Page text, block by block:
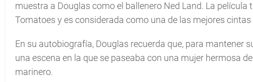
muestra a Douglas como el ballenero Ned Land. La película
Tomatoes y es considerada como una de las mejores cintas
En su autobiografía, Douglas recuerda que, para mantener
una escena en la que se paseaba con una mujer hermosa
marinero.